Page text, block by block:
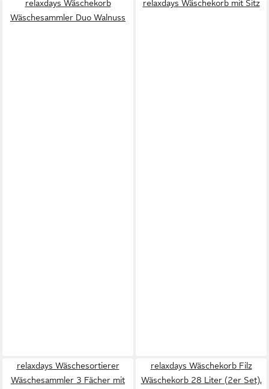
relaxdays Wäschekorb
Wäschesammler Duo Walnuss
relaxdays Wäschekorb mit Sitz
relaxdays Wäschesortierer
Wäschesammler 3 Fächer mit
relaxdays Wäschekorb Filz
Wäschekorb 28 Liter (2er Set),